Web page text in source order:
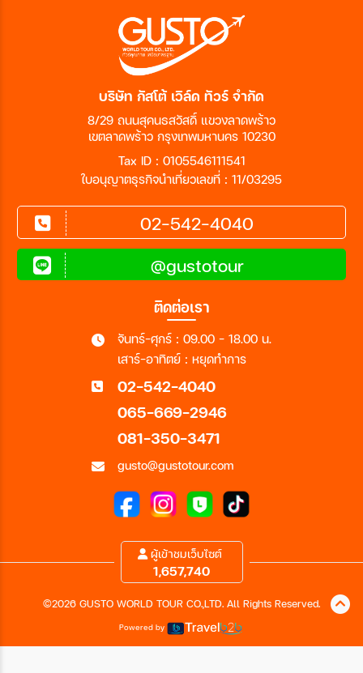
บริษัท กัสโต้ เวิล์ด ทัวร์ จำกัด
8/29 ถนนสุคนธสวัสดิ์ แขวงลาดพร้าว
เขตลาดพร้าว กรุงเทพมหานคร 10230
Tax ID : 0105546111541
ใบอนุญาตธุรกิจนำเที่ยวเลขที่ : 11/03295
02-542-4040
@gustotour
ติดต่อเรา
จันทร์-ศุกร์ : 09.00 - 18.00 น.
เสาร์-อาทิตย์ : หยุดทำการ
02-542-4040
065-669-2946
081-350-3471
gusto@gustotour.com
ผู้เข้าชมเว็บไซต์
1,657,740
©2026 GUSTO WORLD TOUR CO.,LTD. All Rights Reserved.
Powered by